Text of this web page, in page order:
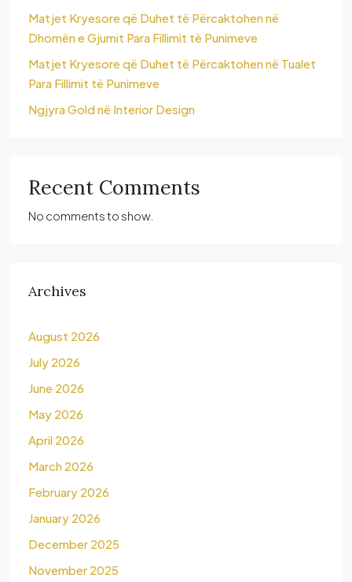
Matjet Kryesore që Duhet të Përcaktohen në
Dhomën e Gjumit Para Fillimit të Punimeve
Matjet Kryesore që Duhet të Përcaktohen në Tualet
Para Fillimit të Punimeve
Ngjyra Gold në Interior Design
Recent Comments
No comments to show.
Archives
August 2026
July 2026
June 2026
May 2026
April 2026
March 2026
February 2026
January 2026
December 2025
November 2025